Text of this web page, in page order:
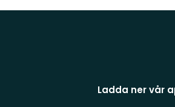
Ladda ner vår